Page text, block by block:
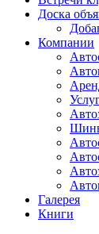
Доска
Компании
Галерея
Книги